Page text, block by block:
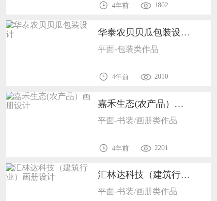
4年前 1802
华泰农贝贝瓜包装设计1008
平面-包装类作品
4年前 2010
嘉禾生态(农产品）画册设计1009
平面-书装/画册类作品
4年前 2201
汇林达科技（建筑行业）画册设计1009
平面-书装/画册类作品